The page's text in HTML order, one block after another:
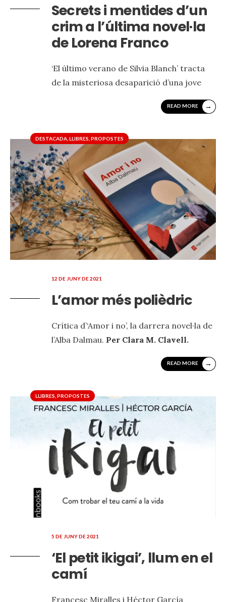
Secrets i mentides d’un
crim a l’última novel·la
de Lorena Franco
‘El último verano de Silvia Blanch’ tracta
de la misteriosa desaparició d’una jove
READ MORE →
DESTACADA LLIBRES PROPOSTES
12 DE JUNY DE 2021
L’amor més polièdric
Crítica d’‘Amor i no’, la darrera novel·la de
l’Alba Dalmau. Per Clara M. Clavell.
READ MORE →
LLIBRES PROPOSTES
5 DE JUNY DE 2021
‘El petit ikigai’, llum en el
camí
Francesc Miralles i Héctor García